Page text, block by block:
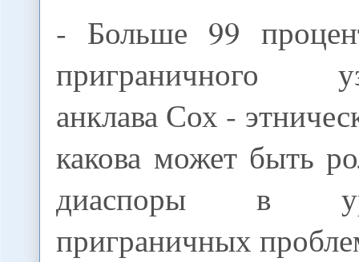
- Больше 99
приграничного
анклава Сох -
какова может быть
диаспоры в
приграничных